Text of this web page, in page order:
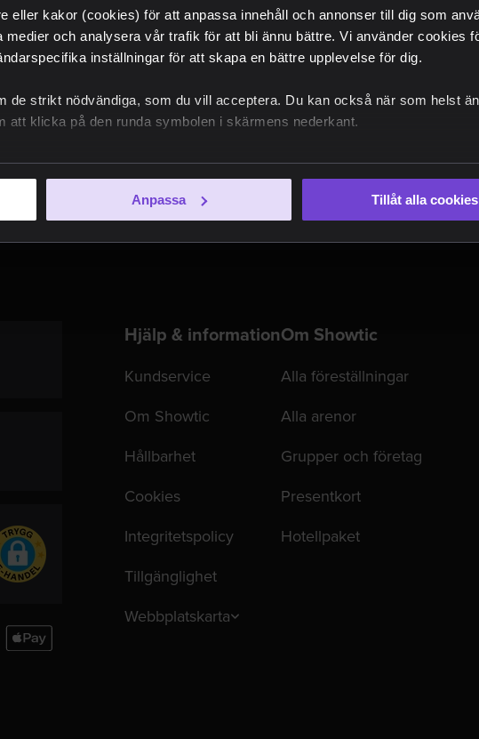
eller kakor (cookies) för att anpassa innehåll och annonser till dig som
medier och analysera vår trafik för att bli ännu bättre. Vi använder cookies
inställningar för att skapa en bättre upplevelse för dig.
de strikt nödvändiga, som du vill acceptera. Du kan också när som helst
att klicka på den runda symbolen i skärmens nederkant.
Anpassa Tillåt alla cookies
håva
är
Apple
Pay
Hjälp & information
Kundservice
Om Showtic
Hållbarhet
Cookies
Integritetspolicy
Tillgänglighet
Webbplatskarta
Om Showtic
Alla föreställningar
Alla arenor
Grupper och företag
Presentkort
Hotellpaket